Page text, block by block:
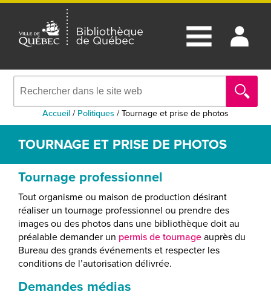
Accueil/ Politiques /Tournage et prise de photos
TOURNAGE ET PRISE DE PHOTOS
Tournage professionnel
Tout organisme ou maison de production désirant
réaliser un tournage professionnel ou prendre des
images ou des photos dans une bibliothèque doit au
préalable demander un permis de tournageauprès du
Bureau des grands événements et respecter les
conditions de l’autorisation délivrée.
Demandes médias